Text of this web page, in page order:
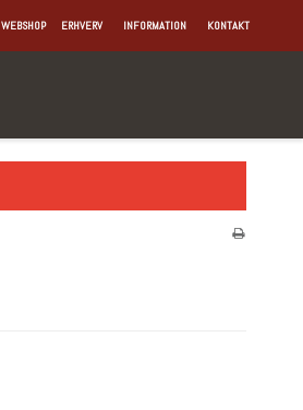
WEBSHOP ERHVERV INFORMATION KONTAKT